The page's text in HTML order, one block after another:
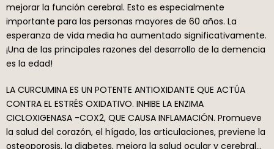
mejorar la función cerebral. Esto es especialmente
importante para las personas mayores de 60 años. La
esperanza de vida media ha aumentado significativamente.
¡Una de las principales razones del desarrollo de la demencia
es la edad!
LA CURCUMINA ES UN POTENTE ANTIOXIDANTE QUE ACTÚA
CONTRA EL ESTRÉS OXIDATIVO. INHIBE LA ENZIMA
CICLOXIGENASA -COX2, QUE CAUSA INFLAMACIÓN. Promueve
la salud del corazón, el hígado, las articulaciones, previene la
osteoporosis, la diabetes, mejora la salud ocular y cerebral…